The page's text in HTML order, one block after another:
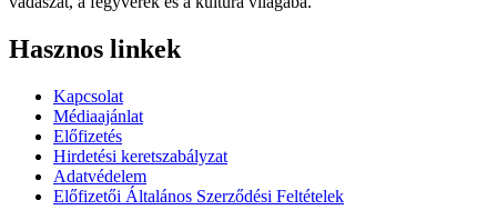
Hasznos linkek
Kapcsolat
Médiaajánlat
Előfizetés
Hirdetési keretszabályzat
Adatvédelem
Előfizetői Általános Szerződési Feltételek